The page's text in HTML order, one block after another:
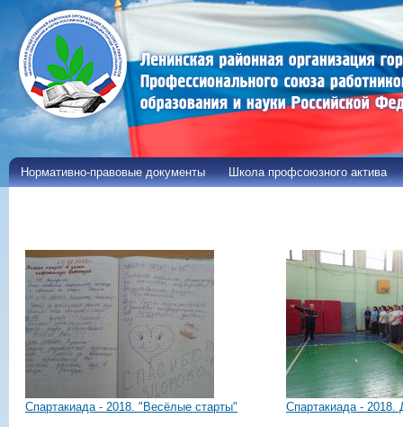
Нормативно-правовые документы Школа профсоюзного актива
Спартакиада - 2018. "Весёлые старты" Спартакиада - 2018.